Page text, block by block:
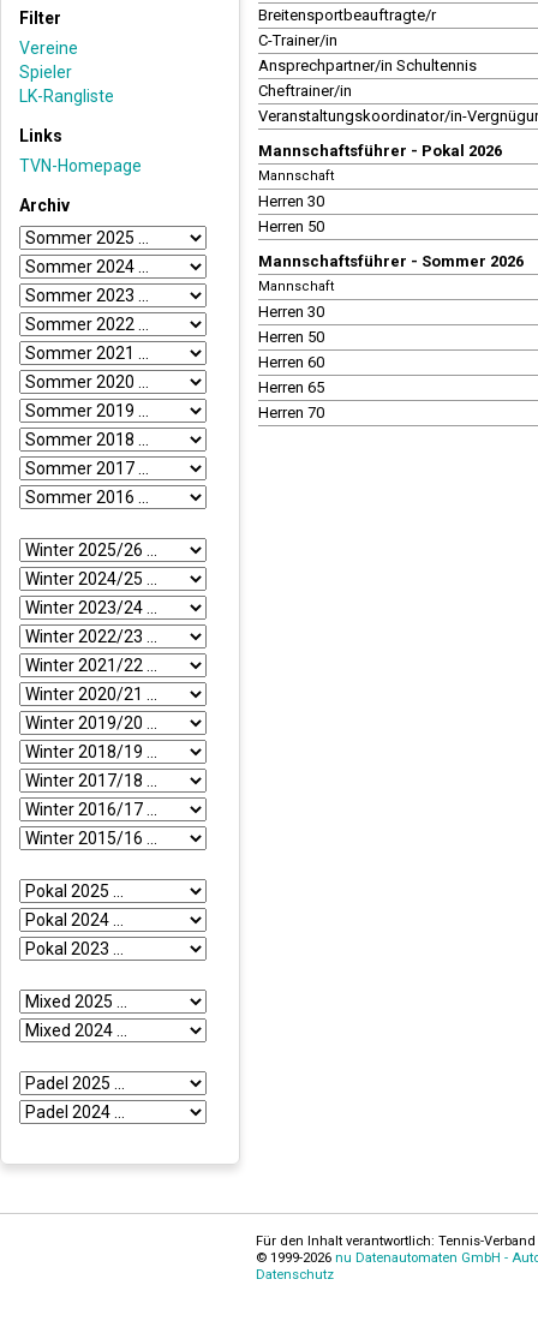
Filter
Vereine
Spieler
LK-Rangliste
Links
TVN-Homepage
Archiv
Breitensportbeauftragte/r
C-Trainer/in
Ansprechpartner/in Schultennis
Cheftrainer/in
Veranstaltungskoordinator/in-
Mannschaftsführer - Pokal 2026
Mannschaft
Herren 30
Herren 50
Mannschaftsführer - Sommer 2026
Mannschaft
Herren 30
Herren 50
Herren 60
Herren 65
Herren 70
Für den Inhalt verantwortlich: Tennis-
© 1999-2026 nu Datenautomaten GmbH -
Datenschutz